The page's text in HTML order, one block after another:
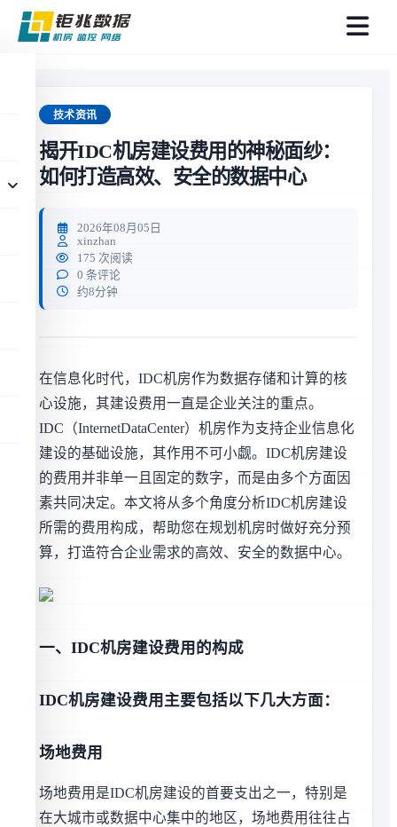
技术资讯
揭开IDC机房建设费用的神秘面纱：
如何打造高效、安全的数据中心
2026年08月05日
xinzhan
175 次阅读
0 条评论
约8分钟
在信息化时代，IDC机房作为数据存储和计算的核
心设施，其建设费用一直是企业关注的重点。
IDC（InternetDataCenter）机房作为支持企业信息化
建设的基础设施，其作用不可小觑。IDC机房建设
的费用并非单一且固定的数字，而是由多个方面因
素共同决定。本文将从多个角度分析IDC机房建设
所需的费用构成，帮助您在规划机房时做好充分预
算，打造符合企业需求的高效、安全的数据中心。
一、IDC机房建设费用的构成
IDC机房建设费用主要包括以下几大方面：
场地费用
场地费用是IDC机房建设的首要支出之一，特别是
在大城市或数据中心集中的地区，场地费用往往占